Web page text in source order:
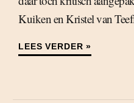
Kuiken en Kristel van
LEES VERDER »